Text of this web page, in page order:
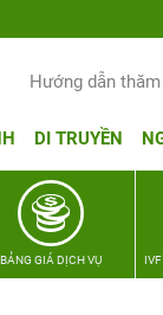
Hướng dẫn
DI TRUYỀN
BẢNG GIÁ DỊCH VỤ